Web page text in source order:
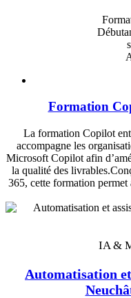
Formation
La formation Copilot
accompagne les
Microsoft Copilot afin
la qualité des
365, cette formation
IA &
Automatisation